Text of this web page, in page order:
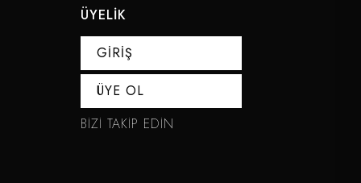
ÜYELİK
GİRİŞ
ÜYE OL
BİZİ TAKİP EDİN